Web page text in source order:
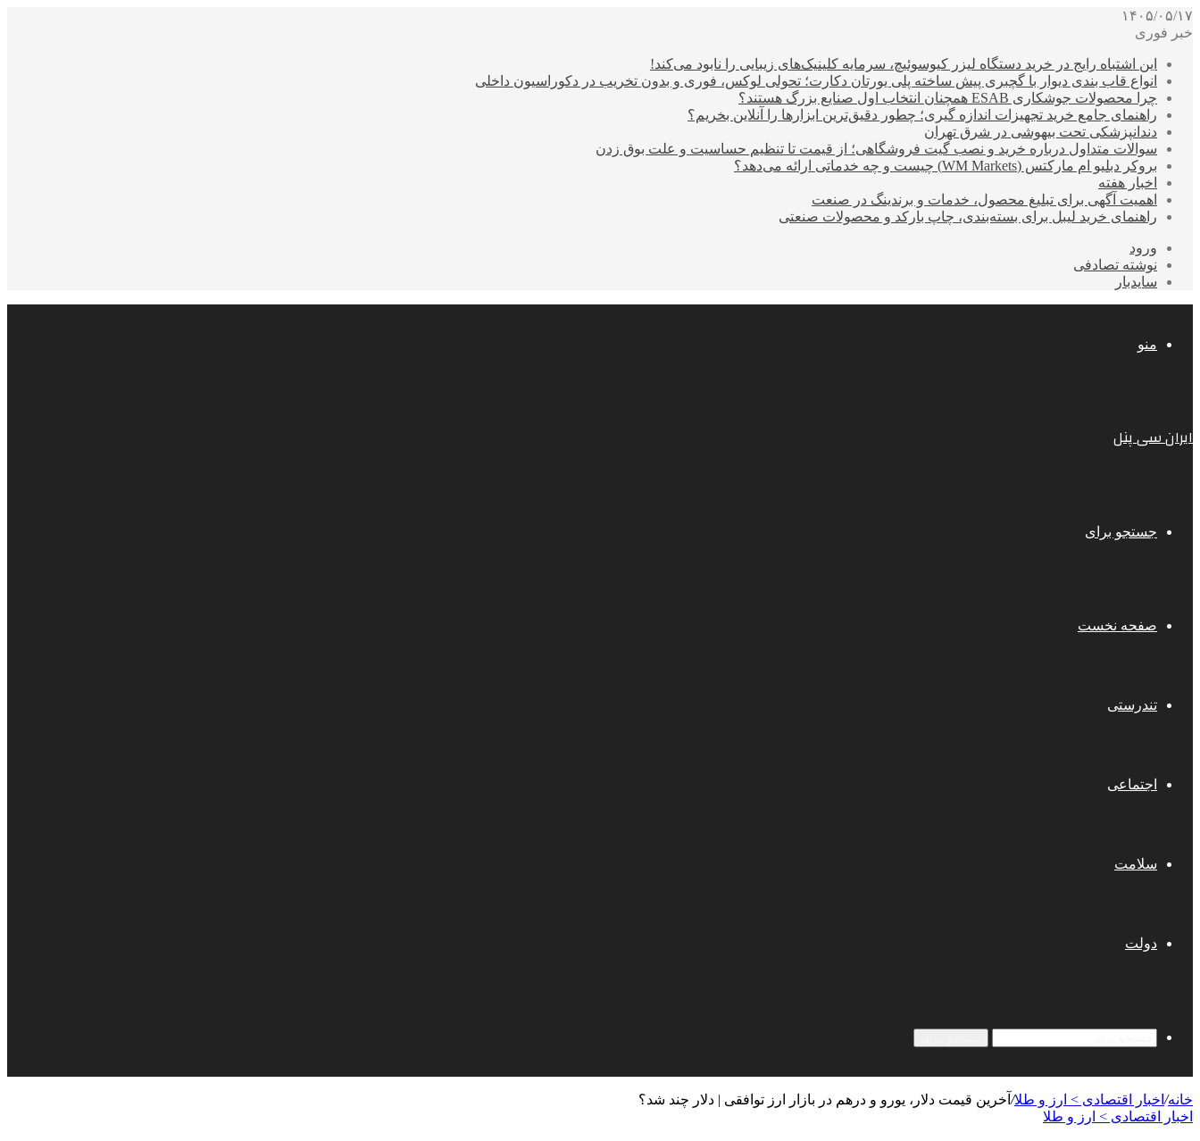
۱۴۰۵/۰۵/۱۷
خبر فوری
این اشتباه رایج در خرید دستگاه لیزر کیوسوئیچ، سرمایه کلینیک‌های زیبایی را نابود می‌کند!
انواع قاب بندی دیوار با گچبری پیش ساخته پلی یورتان دکارت؛ تحولی لوکس، فوری و بدون تخریب در دکوراسیون داخلی
چرا محصولات جوشکاری ESAB همچنان انتخاب اول صنایع بزرگ هستند؟
راهنمای جامع خرید تجهیزات اندازه گیری؛ چطور دقیق‌ترین ابزارها را آنلاین بخریم؟
دندانپزشکی تحت بیهوشی در شرق تهران
سوالات متداول درباره خرید و نصب گیت فروشگاهی؛ از قیمت تا تنظیم حساسیت و علت بوق زدن
بروکر دبلیو ام مارکتس (WM Markets) چیست و چه خدماتی ارائه می‌دهد؟
اخبار هفته
اهمیت آگهی برای تبلیغ محصول، خدمات و برندینگ در صنعت
راهنمای خرید لیبل برای بسته‌بندی، چاپ بارکد و محصولات صنعتی
ورود
نوشته تصادفی
سایدبار
منو
ایران سی پنل
جستجو برای
صفحه نخست
تندرستی
اجتماعی
سلامت
دولت
خانه/ اخبار اقتصادی > ارز و طلا/ آخرین قیمت دلار، یورو و درهم در بازار ارز توافقی | دلار چند شد؟
اخبار اقتصادی > ارز و طلا